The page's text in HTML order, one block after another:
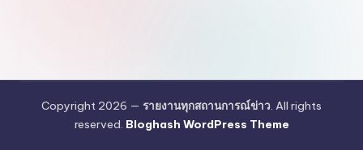
Copyright 2026 — รายงานทุกสถานการณ์ข่าว. All rights
reserved. Bloghash WordPress Theme